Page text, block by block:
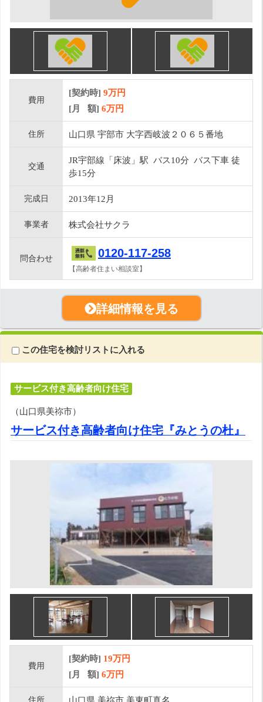
費用
[契約時] 9万円
[月 額] 6万円
住所 山口県 宇部市 大字西岐波２０６５番地
交通
JR宇部線「床波」駅 バス10分 バス下車 徒
歩15分
完成日 2013年12月
事業者 株式会社サクラ
問合わせ 0120-117-258
【高齢者住まい相談室】
詳細情報を見る
この住宅を検討リストに入れる
サービス付き高齢者向け住宅
（山口県美祢市）
サービス付き高齢者向け住宅『みとうの杜』
費用
[契約時] 19万円
[月 額] 6万円
住所